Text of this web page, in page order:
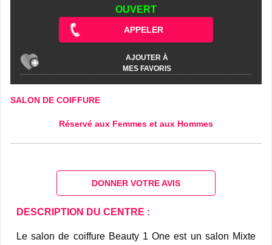
OUVERT
APPELER
AJOUTER À
MES FAVORIS
SALON DE COIFFURE
Réservé aux Femmes et aux Hommes
DONNER VOTRE AVIS
DESCRIPTION DU CENTRE :
Le salon de coiffure Beauty 1 One est un salon Mixte